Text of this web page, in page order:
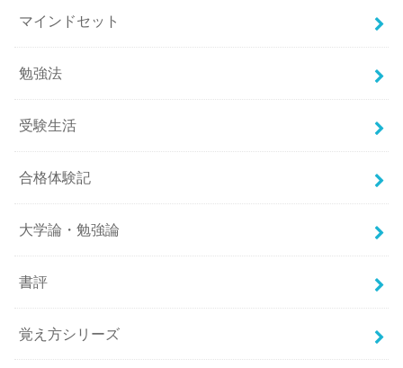
マインドセット
勉強法
受験生活
合格体験記
大学論・勉強論
書評
覚え方シリーズ